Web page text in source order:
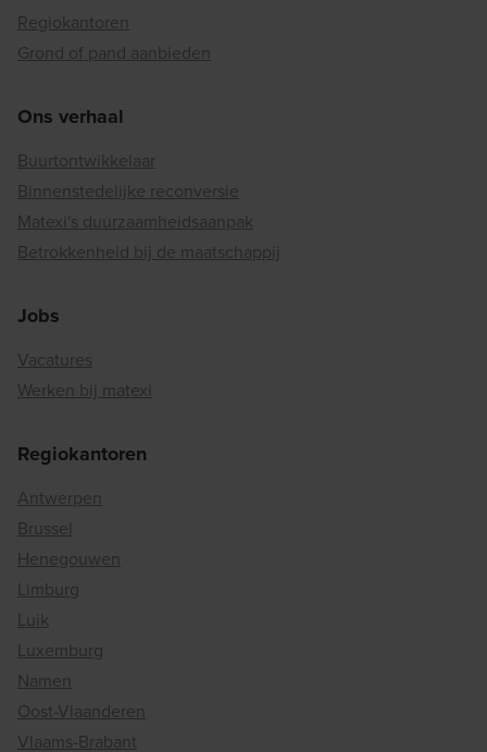
Regiokantoren
Grond of pand aanbieden
Ons verhaal
Buurtontwikkelaar
Binnenstedelijke reconversie
Matexi's duurzaamheidsaanpak
Betrokkenheid bij de maatschappij
Jobs
Vacatures
Werken bij matexi
Regiokantoren
Antwerpen
Brussel
Henegouwen
Limburg
Luik
Luxemburg
Namen
Oost-Vlaanderen
Vlaams-Brabant